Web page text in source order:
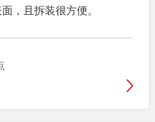
，且拆装很方便。